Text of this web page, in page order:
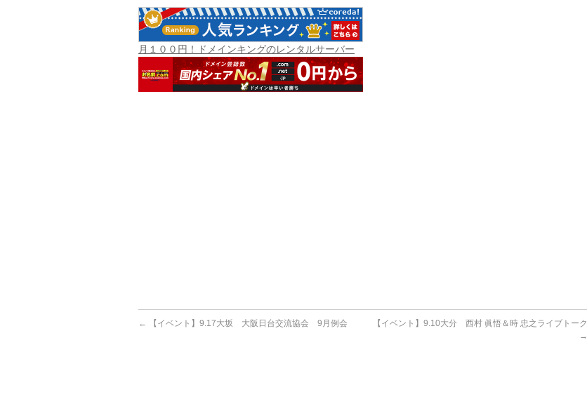
月１００円！ドメインキングのレンタルサーバー
← 【イベント】9.17大坂 大阪日台交流協会 9月例会
【イベント】9.10大分 西村 眞悟＆時 忠之ライブトーク
→